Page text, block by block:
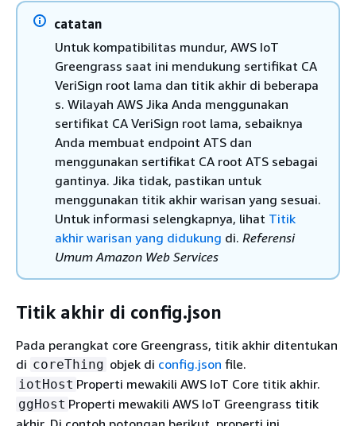
catatan
Untuk kompatibilitas mundur, AWS IoT
Greengrass saat ini mendukung sertifikat CA
VeriSign root lama dan titik akhir di beberapa
s. Wilayah AWS Jika Anda menggunakan
sertifikat CA VeriSign root lama, sebaiknya
Anda membuat endpoint ATS dan
menggunakan sertifikat CA root ATS sebagai
gantinya. Jika tidak, pastikan untuk
menggunakan titik akhir warisan yang sesuai.
Untuk informasi selengkapnya, lihat Titik
akhir warisan yang didukung di. Referensi
Umum Amazon Web Services
Titik akhir di config.json
Pada perangkat core Greengrass, titik akhir ditentukan
di coreThing objek di config.json file.
iotHost Properti mewakili AWS IoT Core titik akhir.
ggHost Properti mewakili AWS IoT Greengrass titik